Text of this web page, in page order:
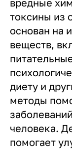
вредные
токсины из
основан на
веществ,
диету и
методы
человека.
помогает